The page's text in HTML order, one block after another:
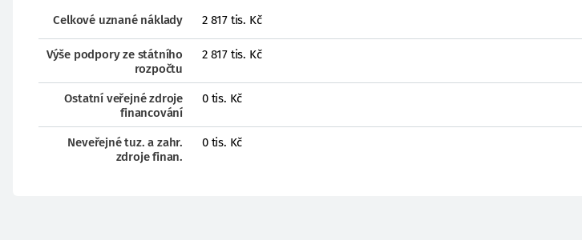
Celkové uznané náklady 2 817 tis. Kč
Výše podpory ze státního
rozpočtu
2 817 tis. Kč
Ostatní veřejné zdroje
financování
0 tis. Kč
Neveřejné tuz. a zahr.
zdroje finan.
0 tis. Kč